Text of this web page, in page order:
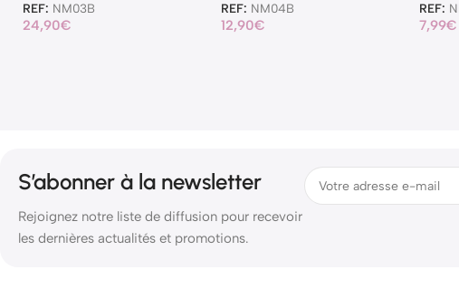
REF: NM03B
24,90€
REF: NM04B
12,90€
REF:
7,99€
S’abonner à la newsletter
Rejoignez notre liste de diffusion pour recevoir
les dernières actualités et promotions.